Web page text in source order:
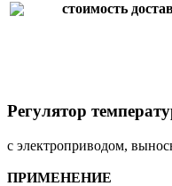
стоимость
Регулятор
с электроприводом,
ПРИМЕНЕНИЕ